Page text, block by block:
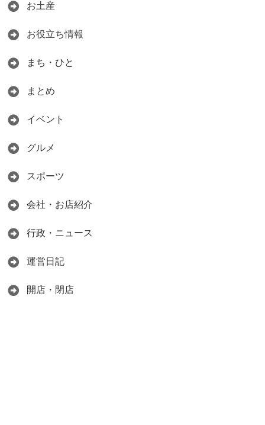
お土産
お役立ち情報
まち・ひと
まとめ
イベント
グルメ
スポーツ
会社・お店紹介
行政・ニュース
運営日記
開店・閉店